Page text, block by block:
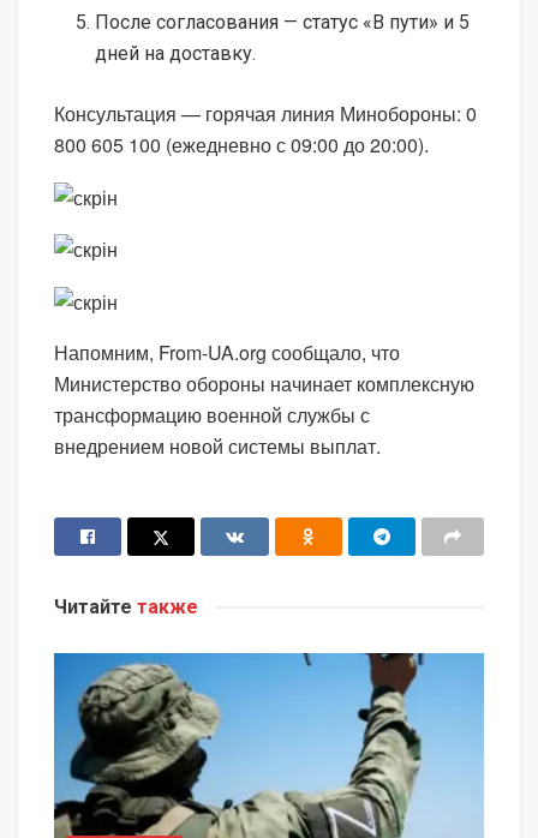
После согласования — статус «В пути» и 5
дней на доставку.
Консультация — горячая линия Минобороны: 0
800 605 100 (ежедневно с 09:00 до 20:00).
Напомним, From-UA.org сообщало, что
Министерство обороны начинает комплексную
трансформацию военной службы с
внедрением новой системы выплат.
Читайте также